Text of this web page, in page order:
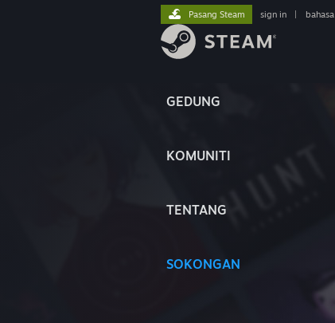
GEDUNG
KOMUNITI
TENTANG
SOKONGAN
Pasang Steam sign in bahasa